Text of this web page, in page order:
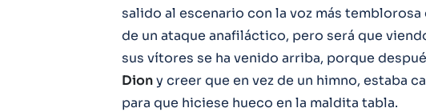
salido al escenario con la voz más temblorosa
de un ataque anafiláctico, pero será que
sus vítores se ha venido arriba, porque
Diony creer que en vez de un himno, estaba
para que hiciese hueco en la maldita tabla.